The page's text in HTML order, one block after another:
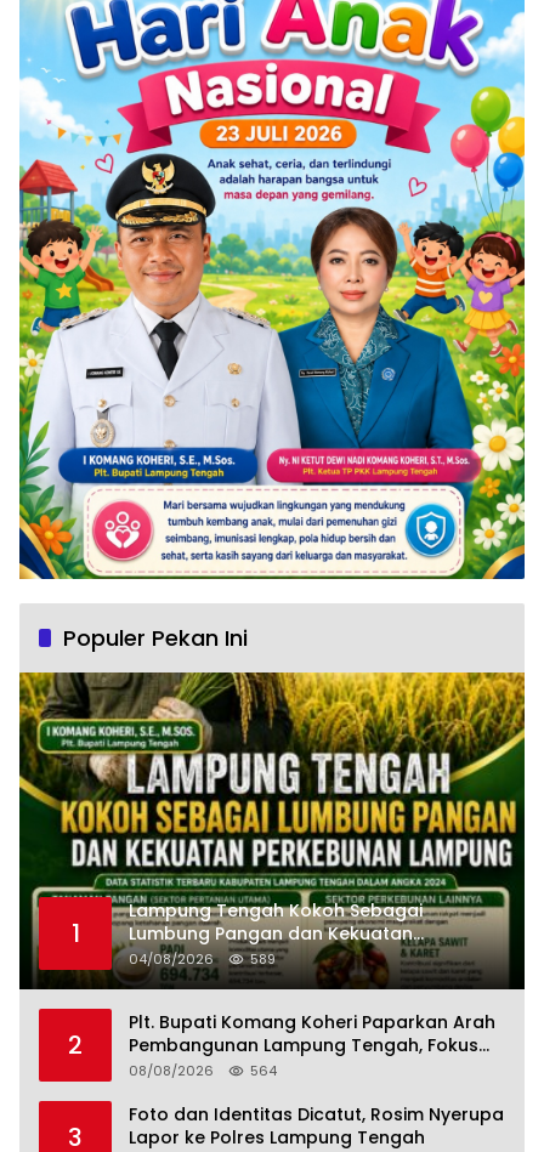
Populer Pekan Ini
1
Lampung Tengah Kokoh Sebagai
Lumbung Pangan dan Kekuatan
Perkebunan Lampung, Komang Koheri:
Kemandirian Pangan adalah Fondasi
04/08/2026 589
2
Plt. Bupati Komang Koheri Paparkan Arah
Pembangunan Lampung Tengah, Fokus
pada SDM, Ekonomi, Infrastruktur dan
08/08/2026 564
3
Foto dan Identitas Dicatut, Rosim Nyerupa
Lapor ke Polres Lampung Tengah